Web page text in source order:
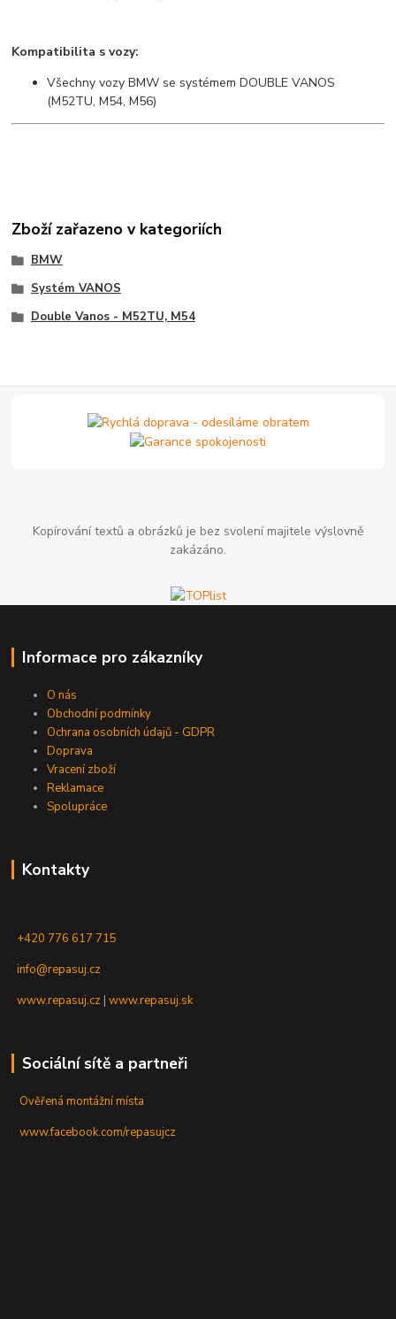
Kompatibilita s vozy:
Všechny vozy BMW se systémem DOUBLE VANOS
(M52TU, M54, M56)
Zboží zařazeno v kategoriích
BMW
Systém VANOS
Double Vanos - M52TU, M54
Kopírování textů a obrázků je bez svolení majitele výslovně
zakázáno.
Informace pro zákazníky
O nás
Obchodní podmínky
Ochrana osobních údajů - GDPR
Doprava
Vracení zboží
Reklamace
Spolupráce
Kontakty
+420 776 617 715
info@repasuj.cz
www.repasuj.cz |www.repasuj.sk
Sociální sítě a partneři
Ověřená montážní místa
www.facebook.com/repasujcz